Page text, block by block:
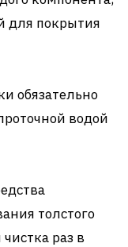
для покрытия
обязательно
водой
толстого
раз в